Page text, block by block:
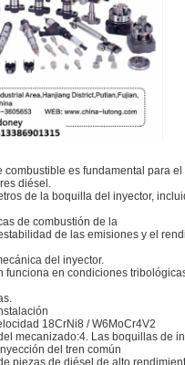
combustible es fundamental para
diésel.
de la boquilla del inyector,
de combustión de la
de las emisiones y el
del inyector.
funciona en condiciones
18CrNi8 / W6MoCr4V2
mecanizado:4. Las boquillas de
del tren común
piezas de diésel de alto